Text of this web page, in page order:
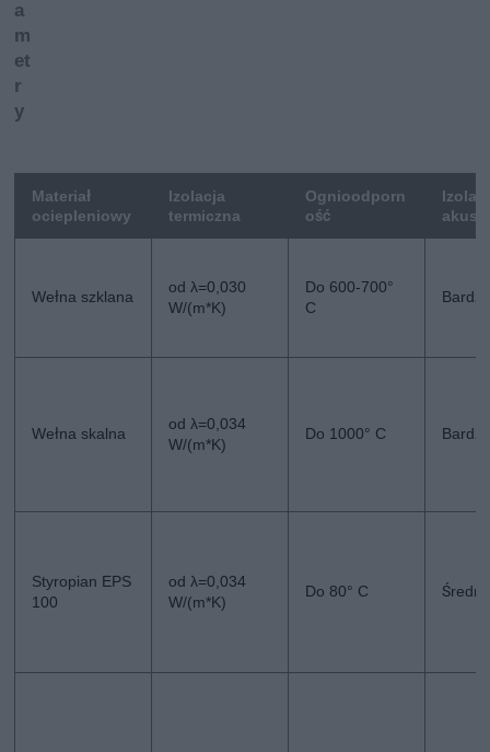
a
m
et
r
y
Materiał
ociepleniowy
Izolacja
termiczna
Ognioodporn
ość
Wełna szklana
od λ=0,030
W/(m*K)
Do 600-700°
C
Wełna skalna
od λ=0,034
W/(m*K)
Do 1000° C
Styropian EPS
100
od λ=0,034
W/(m*K)
Do 80° C